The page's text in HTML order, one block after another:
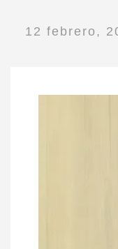
12 febrero,